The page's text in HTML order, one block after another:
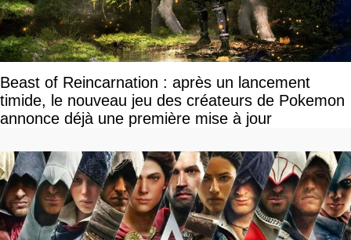
Beast of Reincarnation : après un lancement
timide, le nouveau jeu des créateurs de Pokemon
annonce déjà une première mise à jour